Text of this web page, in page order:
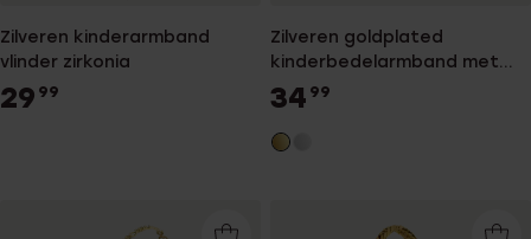
Zilveren kinderarmband
vlinder zirkonia
29 99
Zilveren goldplated
kinderbedelarmband met
hanger hart
34 99